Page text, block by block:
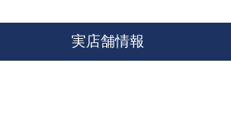
実店舗情報